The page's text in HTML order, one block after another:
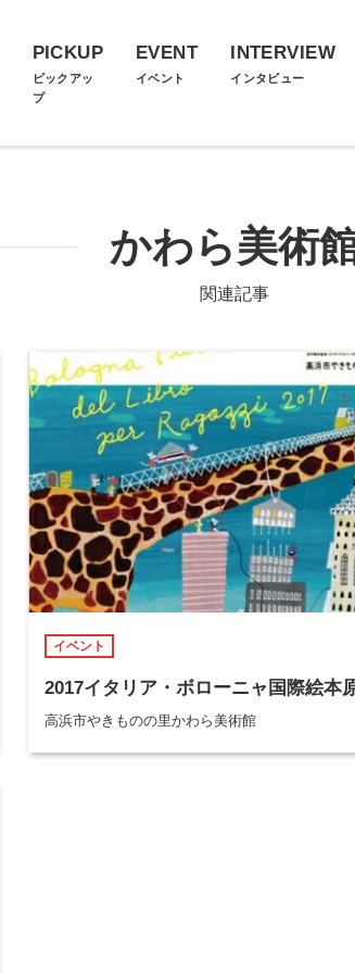
PICKUP
ピックアッ
プ
EVENT
イベント
INTERVIEW
インタビュー
かわら美術
関連記事
イベント
2017イタリア・ボローニャ国際絵本
高浜市やきものの里かわら美術館